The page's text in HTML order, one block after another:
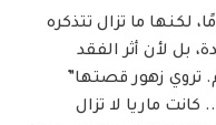
ما تزال تتذكره
بل لأن أثر الفقد
تروي زهور قصتها”
ماريا لا تزال